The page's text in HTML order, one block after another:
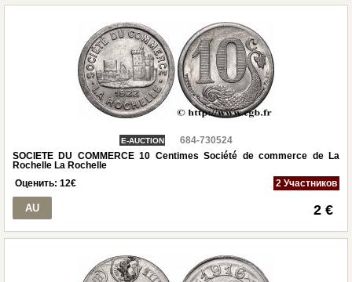
E-AUCTION
684-730524
SOCIETE DU COMMERCE 10 Centimes Société de commerce de La
Rochelle La Rochelle
Оценить: 12€ 2 Участников
AU 2 €